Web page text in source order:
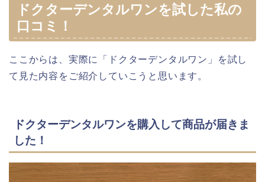
ドクターデンタルワンを試した私の
口コミ！
ここからは、実際に「ドクターデンタルワン」を試し
て見た内容をご紹介していこうと思います。
ドクターデンタルワンを購入して商品が届きま
した！